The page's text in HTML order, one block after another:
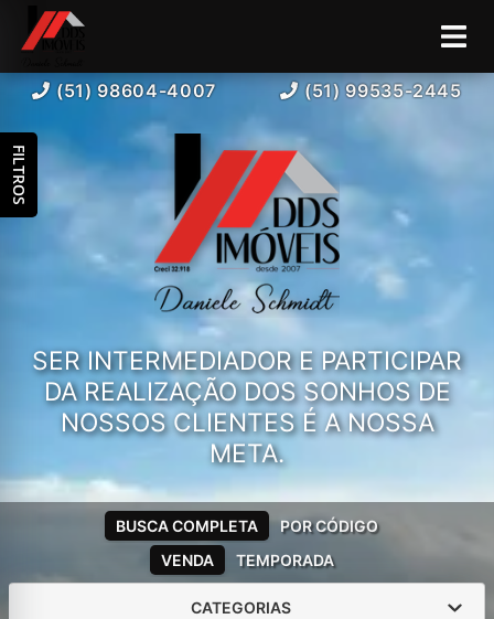
(51) 98604-4007 (51) 99535-2445
SER INTERMEDIADOR E PARTICIPAR
DA REALIZAÇÃO DOS SONHOS DE
NOSSOS CLIENTES É A NOSSA
META.
VENDA TEMPORADA
BUSCA COMPLETA POR CÓDIGO
CATEGORIAS
FILTROS